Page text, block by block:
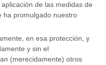
de las medidas de
ha promulgado nuestro
en esa protección, y
y sin el
(merecidamente) otros